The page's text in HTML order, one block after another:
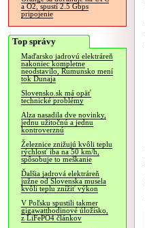
a O2, spustí 2.5 Gbps
pripojenie
Top správy
Maďarsko jadrovú elektráreň
nakoniec kompletne
neodstavilo, Rumunsko mení
tok Dunaja
Slovensko.sk má opäť
technické problémy
Alza nasadila dve novinky,
jednu užitočnú a jednu
kontroverznú
Železnice znižujú kvôli teplu
rýchlosť iba na 50 km/h,
spôsobuje to meškanie
Ďalšia jadrová elektráreň
južne od Slovenska musela
kvôli teplu znížiť výkon
V Poľsku spustili takmer
gigawatthodinové úložisko,
z LiFePO4 článkov